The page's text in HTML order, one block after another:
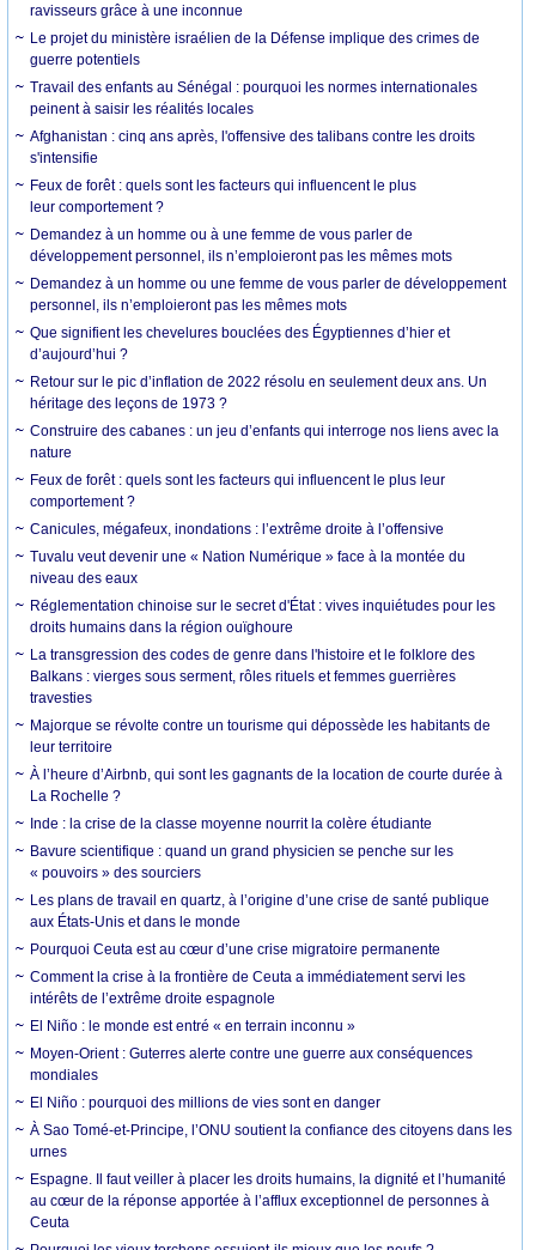
ravisseurs grâce à une inconnue
Le projet du ministère israélien de la Défense implique des crimes de
guerre potentiels
Travail des enfants au Sénégal : pourquoi les normes internationales
peinent à saisir les réalités locales
Afghanistan : cinq ans après, l'offensive des talibans contre les droits
s'intensifie
Feux de forêt : quels sont les facteurs qui influencent le plus
leur comportement ?
Demandez à un homme ou à une femme de vous parler de
développement personnel, ils n’emploieront pas les mêmes mots
Demandez à un homme ou une femme de vous parler de développement
personnel, ils n’emploieront pas les mêmes mots
Que signifient les chevelures bouclées des Égyptiennes d’hier et
d’aujourd’hui ?
Retour sur le pic d’inflation de 2022 résolu en seulement deux ans. Un
héritage des leçons de 1973 ?
Construire des cabanes : un jeu d’enfants qui interroge nos liens avec la
nature
Feux de forêt : quels sont les facteurs qui influencent le plus leur
comportement ?
Canicules, mégafeux, inondations : l’extrême droite à l’offensive
Tuvalu veut devenir une « Nation Numérique » face à la montée du
niveau des eaux
Réglementation chinoise sur le secret d'État : vives inquiétudes pour les
droits humains dans la région ouïghoure
La transgression des codes de genre dans l'histoire et le folklore des
Balkans : vierges sous serment, rôles rituels et femmes guerrières
travesties
Majorque se révolte contre un tourisme qui dépossède les habitants de
leur territoire
À l’heure d’Airbnb, qui sont les gagnants de la location de courte durée à
La Rochelle ?
Inde : la crise de la classe moyenne nourrit la colère étudiante
Bavure scientifique : quand un grand physicien se penche sur les
« pouvoirs » des sourciers
Les plans de travail en quartz, à l’origine d’une crise de santé publique
aux États-Unis et dans le monde
Pourquoi Ceuta est au cœur d’une crise migratoire permanente
Comment la crise à la frontière de Ceuta a immédiatement servi les
intérêts de l’extrême droite espagnole
El Niño : le monde est entré « en terrain inconnu »
Moyen-Orient : Guterres alerte contre une guerre aux conséquences
mondiales
El Niño : pourquoi des millions de vies sont en danger
À Sao Tomé-et-Principe, l’ONU soutient la confiance des citoyens dans les
urnes
Espagne. Il faut veiller à placer les droits humains, la dignité et l’humanité
au cœur de la réponse apportée à l’afflux exceptionnel de personnes à
Ceuta